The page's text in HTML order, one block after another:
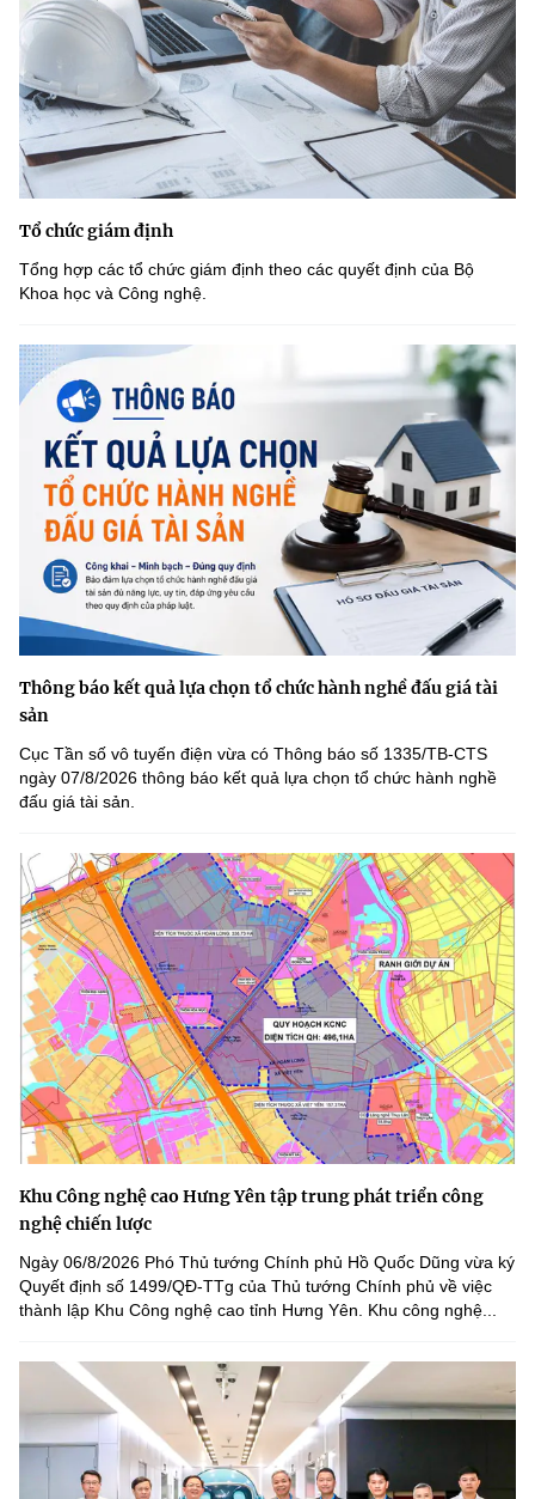
Tổ chức giám định
Tổng hợp các tổ chức giám định theo các quyết định của Bộ
Khoa học và Công nghệ.
Thông báo kết quả lựa chọn tổ chức hành nghề đấu giá tài
sản
Cục Tần số vô tuyến điện vừa có Thông báo số 1335/TB-CTS
ngày 07/8/2026 thông báo kết quả lựa chọn tổ chức hành nghề
đấu giá tài sản.
Khu Công nghệ cao Hưng Yên tập trung phát triển công
nghệ chiến lược
Ngày 06/8/2026 Phó Thủ tướng Chính phủ Hồ Quốc Dũng vừa ký
Quyết định số 1499/QĐ-TTg của Thủ tướng Chính phủ về việc
thành lập Khu Công nghệ cao tỉnh Hưng Yên. Khu công nghệ...